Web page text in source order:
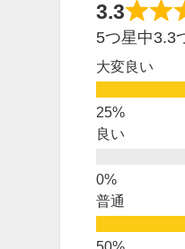
3.3
5つ星中3.3
大変良い
良い
普通